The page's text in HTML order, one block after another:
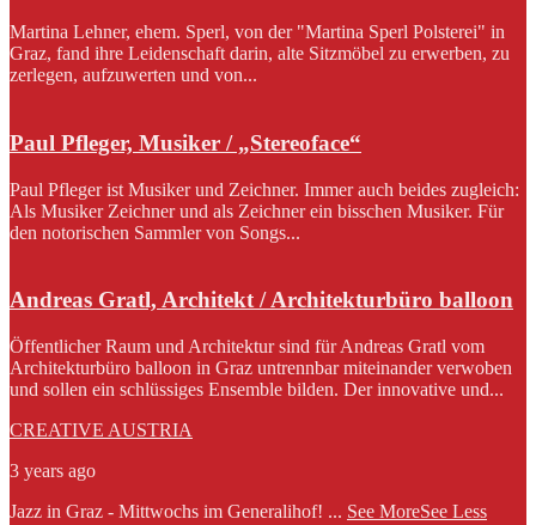
Martina Lehner, ehem. Sperl, von der "Martina Sperl Polsterei" in
Graz, fand ihre Leidenschaft darin, alte Sitzmöbel zu erwerben, zu
zerlegen, aufzuwerten und von...
Paul Pfleger, Musiker / „Stereoface“
Paul Pfleger ist Musiker und Zeichner. Immer auch beides zugleich:
Als Musiker Zeichner und als Zeichner ein bisschen Musiker. Für
den notorischen Sammler von Songs...
Andreas Gratl, Architekt / Architekturbüro balloon
Öffentlicher Raum und Architektur sind für Andreas Gratl vom
Architekturbüro balloon in Graz untrennbar miteinander verwoben
und sollen ein schlüssiges Ensemble bilden. Der innovative und...
CREATIVE AUSTRIA
3 years ago
Jazz in Graz - Mittwochs im Generalihof! ... See MoreSee Less